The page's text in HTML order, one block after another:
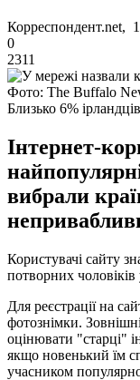
Корреспондент.net,
0
2311
Фото: The Buffalo
Близько 6%
Інтернет-
вибрали
Користувачі сайту
потворних
Для реєстрації на
фотознімки.
оцінювати "старці"
якщо новенький їм
учасником